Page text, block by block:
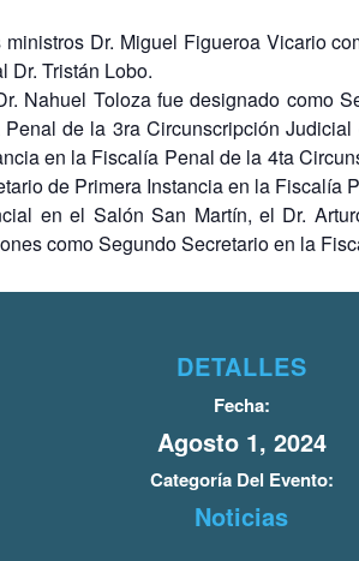
Dr. Miguel Figueroa Vicario
Dr. Tristán Lobo.
Nahuel Toloza fue designado como
de la 3ra Circunscripción
en la Fiscalía Penal de la 4ta
de Primera Instancia en la Fiscalía
en el Salón San Martín, el Dr.
como Segundo Secretario en la
DETALLES
Fecha:
Agosto 1, 2024
Categoría Del Evento:
Noticias